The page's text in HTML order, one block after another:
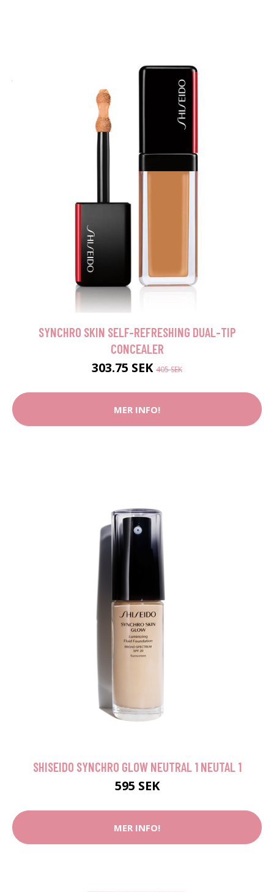
SYNCHRO SKIN SELF-REFRESHING DUAL-TIP
CONCEALER
303.75 SEK 405 SEK
MER INFO!
SHISEIDO SYNCHRO GLOW NEUTRAL 1 NEUTAL 1
595 SEK
MER INFO!